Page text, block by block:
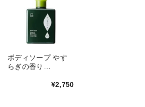
ボディソープ やす
らぎの香り
¥2,750